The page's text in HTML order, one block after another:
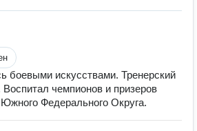
боевыми искусствами. Тренерский
чемпионов и призеров
Федерального Округа.